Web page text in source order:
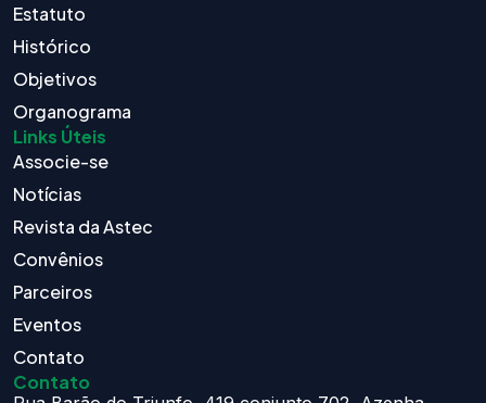
Estatuto
Histórico
Objetivos
Organograma
Links Úteis
Associe-se
Notícias
Revista da Astec
Convênios
Parceiros
Eventos
Contato
Contato